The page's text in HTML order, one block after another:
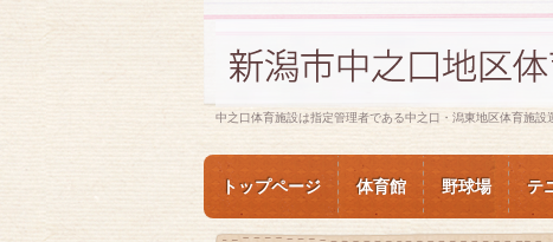
中之口体育施設は指定管理者である中之口・潟東地区体育施設
トップページ 体育館 野球場 テ